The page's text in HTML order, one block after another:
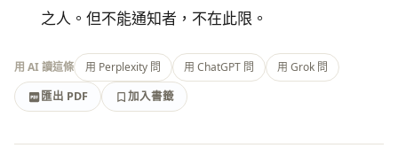
之人。但不能通知者，不在此限。
用 AI 讀這條 用 Perplexity 問 用 ChatGPT 問
用 Grok 問
匯出 PDF
加入書籤
匯出 PDF
加入書籤